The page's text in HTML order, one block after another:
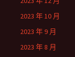
2023 年 10 月
2023 年 9 月
2023 年 8 月